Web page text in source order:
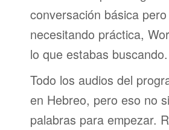
conversación básica
necesitando práctica,
lo que estabas buscando.
Todo los audios del
en Hebreo, pero eso no
palabras para empezar.